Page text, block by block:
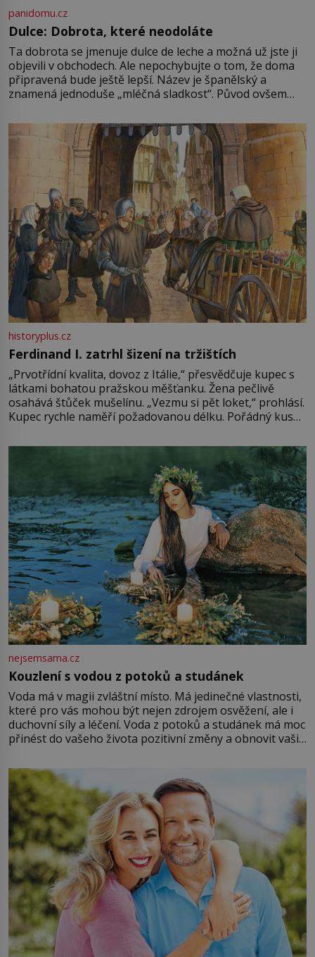
panidomu.cz
Dulce: Dobrota, které neodoláte
Ta dobrota se jmenuje dulce de leche a možná už jste ji
objevili v obchodech. Ale nepochybujte o tom, že doma
připravená bude ještě lepší. Název je španělský a
znamená jednoduše „mléčná sladkost“. Původ ovšem
pře hned několik latinskoamerických zemí a k tomu
Francie, kde se traduje,
historyplus.cz
Ferdinand I. zatrhl šizení na tržištích
„Prvotřídní kvalita, dovoz z Itálie,“ přesvědčuje kupec s
látkami bohatou pražskou měšťanku. Žena pečlivě
osahává štůček mušelínu. „Vezmu si pět loket,“ prohlásí.
Kupec rychle naměří požadovanou délku. Pořádný kus
milostpaní. Stačí jenom na sukni,“ zhodnotí švadlena
množství růžového mušelínu. „Ošidili vás, podívejte.“
Vezme do ruky dřevěnou
nejsemsama.cz
Kouzlení s vodou z potoků a studánek
Voda má v magii zvláštní místo. Má jedinečné vlastnosti,
které pro vás mohou být nejen zdrojem osvěžení, ale i
duchovní síly a léčení. Voda z potoků a studánek má moc
přinést do vašeho života pozitivní změny a obnovit vaši
můžete obohatit své rituály a přinést do svého života
větší harmonii a klid. Je důležité